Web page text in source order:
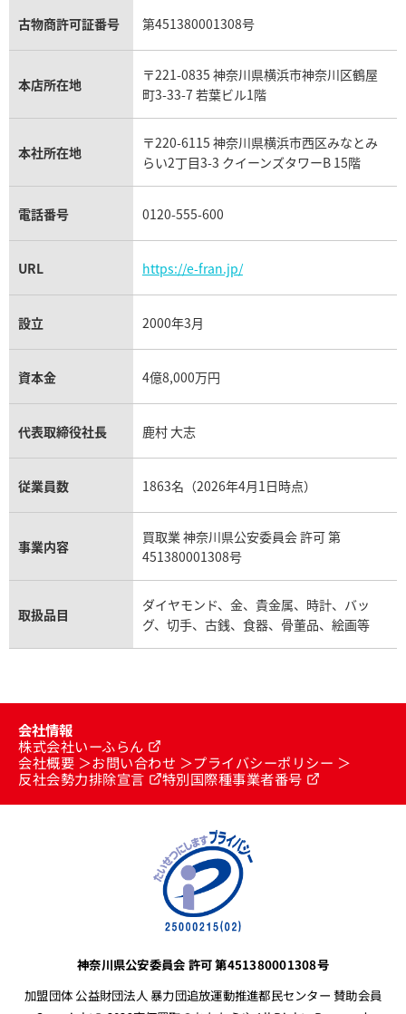
アクアマリン買取
オメガ買取
カルティエ買取
フランク ミュラー買取
リシャール・ミル買取
パネライ買取
チューダー（チュードル）買取
プラダ買取
モーブッサン買取
古物商許可証番号 第451380001308号
本店所在地
〒221-0835 神奈川県横浜市神奈川区鶴屋
町3-33-7 若葉ビル1階
本社所在地
〒220-6115 神奈川県横浜市西区みなとみ
らい2丁目3-3 クイーンズタワーB 15階
電話番号 0120-555-600
URL https://e-fran.jp/
設立 2000年3月
資本金 4億8,000万円
代表取締役社長 鹿村 大志
従業員数 1863名（2026年4月1日時点）
事業内容
買取業 神奈川県公安委員会 許可 第
451380001308号
取扱品目
ダイヤモンド、金、貴金属、時計、バッ
グ、切手、古銭、食器、骨董品、絵画等
会社情報
株式会社いーふらん
会社概要
お問い合わせ
プライバシーポリシー
反社会勢力排除宣言
特別国際種事業者番号
神奈川県公安委員会 許可 第451380001308号
加盟団体 公益財団法人 暴力団追放運動推進都民センター 賛助会員